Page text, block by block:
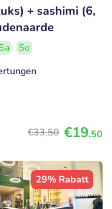
+ sashimi (6,
Sa
So
€33,50 €19,50
29% Rabatt